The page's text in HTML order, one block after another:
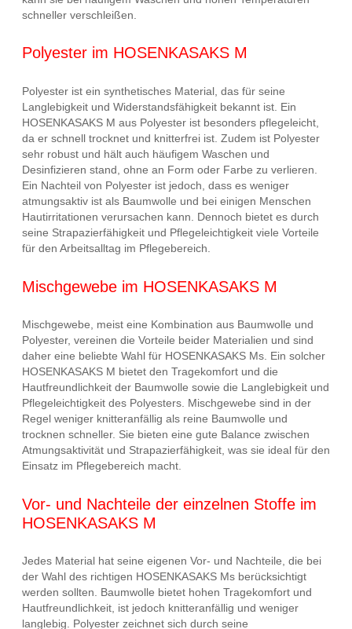
schneller verschleißen.
Polyester im HOSENKASAKS M
Polyester ist ein synthetisches Material, das für seine
Langlebigkeit und Widerstandsfähigkeit bekannt ist. Ein
HOSENKASAKS M aus Polyester ist besonders pflegeleicht,
da er schnell trocknet und knitterfrei ist. Zudem ist Polyester
sehr robust und hält auch häufigem Waschen und
Desinfizieren stand, ohne an Form oder Farbe zu verlieren.
Ein Nachteil von Polyester ist jedoch, dass es weniger
atmungsaktiv ist als Baumwolle und bei einigen Menschen
Hautirritationen verursachen kann. Dennoch bietet es durch
seine Strapazierfähigkeit und Pflegeleichtigkeit viele Vorteile
für den Arbeitsalltag im Pflegebereich.
Mischgewebe im HOSENKASAKS M
Mischgewebe, meist eine Kombination aus Baumwolle und
Polyester, vereinen die Vorteile beider Materialien und sind
daher eine beliebte Wahl für HOSENKASAKS Ms. Ein solcher
HOSENKASAKS M bietet den Tragekomfort und die
Hautfreundlichkeit der Baumwolle sowie die Langlebigkeit und
Pflegeleichtigkeit des Polyesters. Mischgewebe sind in der
Regel weniger knitteranfällig als reine Baumwolle und
trocknen schneller. Sie bieten eine gute Balance zwischen
Atmungsaktivität und Strapazierfähigkeit, was sie ideal für den
Einsatz im Pflegebereich macht.
Vor- und Nachteile der einzelnen Stoffe im
HOSENKASAKS M
Jedes Material hat seine eigenen Vor- und Nachteile, die bei
der Wahl des richtigen HOSENKASAKS Ms berücksichtigt
werden sollten. Baumwolle bietet hohen Tragekomfort und
Hautfreundlichkeit, ist jedoch knitteranfällig und weniger
langlebig. Polyester zeichnet sich durch seine